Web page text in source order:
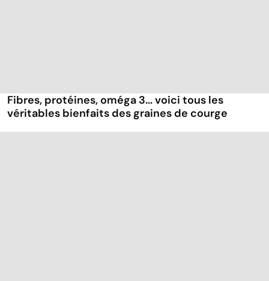
Fibres, protéines, oméga 3... voici tous les
véritables bienfaits des graines de courge